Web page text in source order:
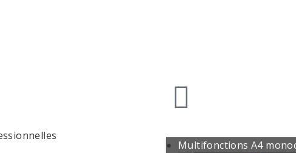
Multifonctions A4